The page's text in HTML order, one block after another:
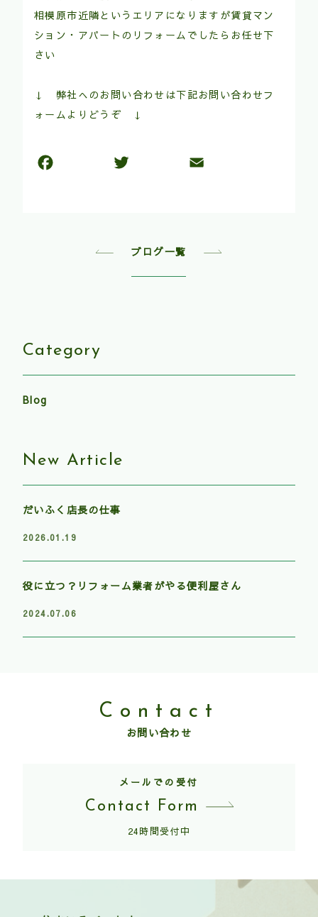
相模原市近隣というエリアになりますが賃貸マン
ション・アパートのリフォームでしたらお任せ下
さい
↓ 弊社へのお問い合わせは下記お問い合わせフ
ォームよりどうぞ ↓
ブログ一覧
Category
Blog
New Article
だいふく店長の仕事
2026.01.19
役に立つ？リフォーム業者がやる便利屋さん
2024.07.06
Contact
お問い合わせ
メールでの受付
Contact Form
24時間受付中